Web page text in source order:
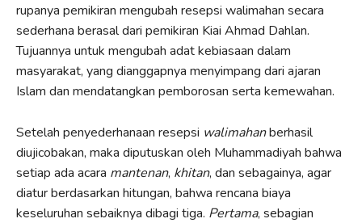
rupanya pemikiran mengubah resepsi walimahan secara
sederhana berasal dari pemikiran Kiai Ahmad Dahlan.
Tujuannya untuk mengubah adat kebiasaan dalam
masyarakat, yang dianggapnya menyimpang dari ajaran
Islam dan mendatangkan pemborosan serta kemewahan.
Setelah penyederhanaan resepsi walimahanberhasil
diujicobakan, maka diputuskan oleh Muhammadiyah bahwa
setiap ada acara mantenan, khitan, dan sebagainya, agar
diatur berdasarkan hitungan, bahwa rencana biaya
keseluruhan sebaiknya dibagi tiga. Pertama, sebagian